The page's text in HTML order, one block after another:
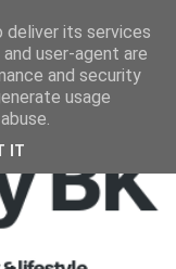
deliver its services
user-agent are
and security
usage
IT